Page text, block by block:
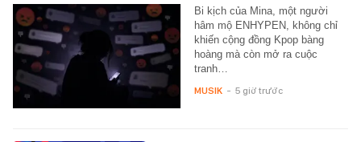
Bi kịch của Mina, một người
hâm mộ ENHYPEN, không chỉ
khiến cộng đồng Kpop bàng
hoàng mà còn mở ra cuộc
tranh…
MUSIK - 5 giờ trước